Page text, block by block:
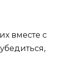
вместе с